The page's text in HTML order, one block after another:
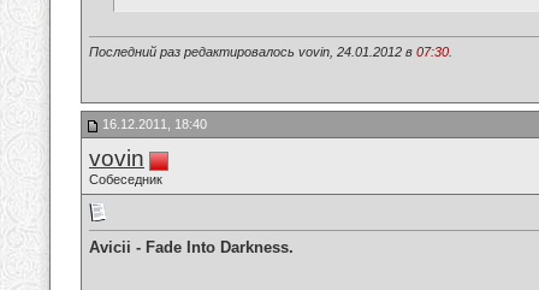
Последний раз редактировалось vovin, 24.01.2012 в 07:30
16.12.2011, 18:40
vovin
Собеседник
Avicii - Fade Into Darkness.